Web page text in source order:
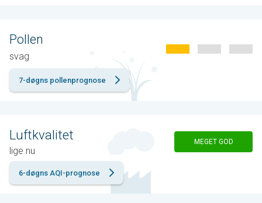
Pollen
svag
7-døgns pollenprognose
Luftkvalitet
lige nu
MEGET GOD
6-døgns AQI-prognose